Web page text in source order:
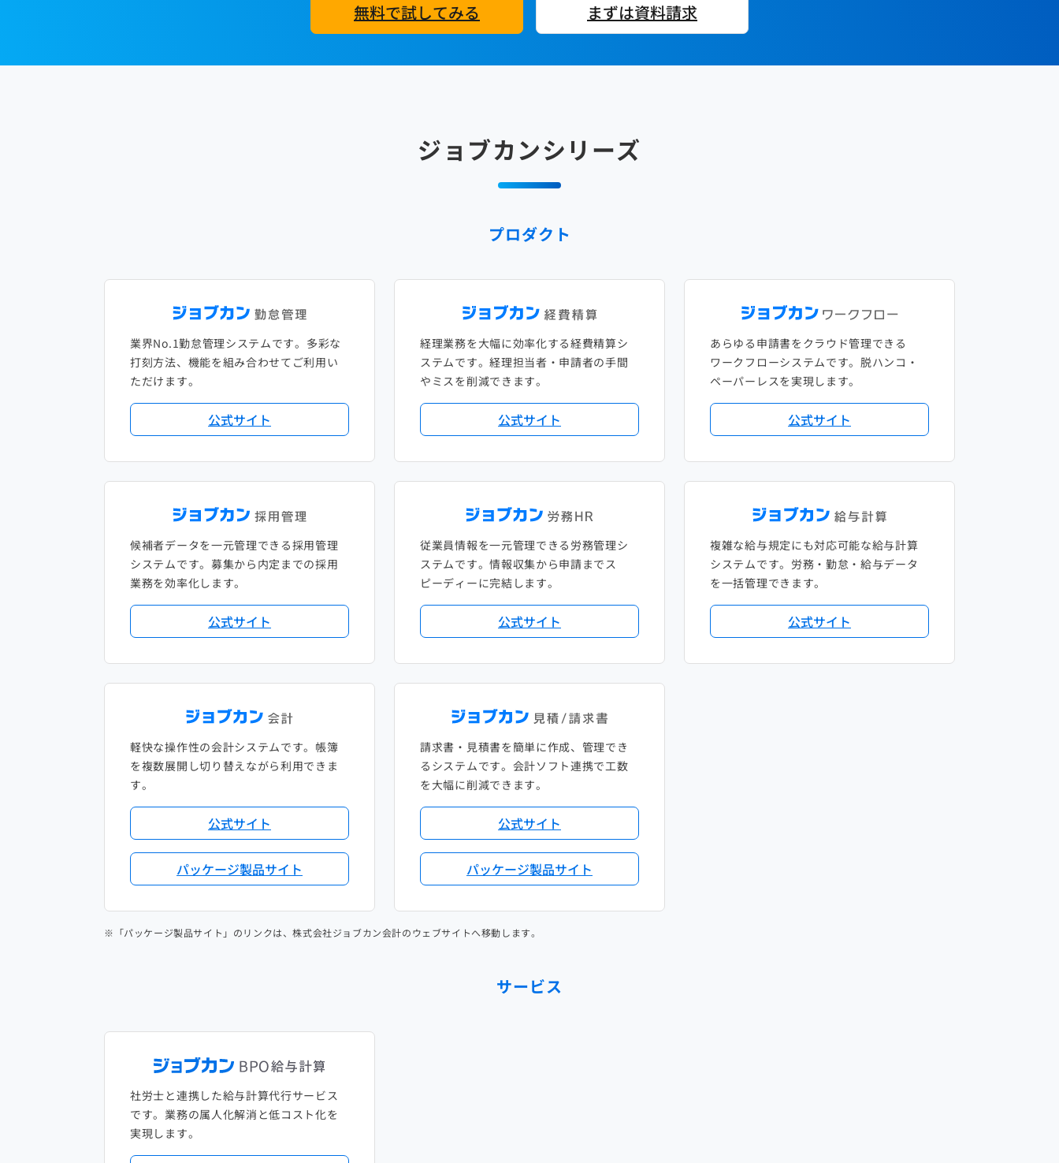
無料で試してみる まずは資料請求
ジョブカンシリーズ
プロダクト
業界No.1勤怠管理システムです。多彩な
打刻方法、機能を組み合わせてご利用い
ただけます。
公式サイト
経理業務を大幅に効率化する経費精算シ
ステムです。経理担当者・申請者の手間
やミスを削減できます。
公式サイト
あらゆる申請書をクラウド管理できる
ワークフローシステムです。脱ハンコ・
ペーパーレスを実現します。
公式サイト
候補者データを一元管理できる採用管理
システムです。募集から内定までの採用
業務を効率化します。
公式サイト
従業員情報を一元管理できる労務管理シ
ステムです。情報収集から申請までス
ピーディーに完結します。
公式サイト
複雑な給与規定にも対応可能な給与計算
システムです。労務・勤怠・給与データ
を一括管理できます。
公式サイト
軽快な操作性の会計システムです。帳簿
を複数展開し切り替えながら利用できま
す。
公式サイト
パッケージ製品サイト
請求書・見積書を簡単に作成、管理でき
るシステムです。会計ソフト連携で工数
を大幅に削減できます。
公式サイト
パッケージ製品サイト
※「パッケージ製品サイト」のリンクは、株式会社ジョブカン会計のウェブサイトへ移動します。
サービス
社労士と連携した給与計算代行サービス
です。業務の属人化解消と低コスト化を
実現します。